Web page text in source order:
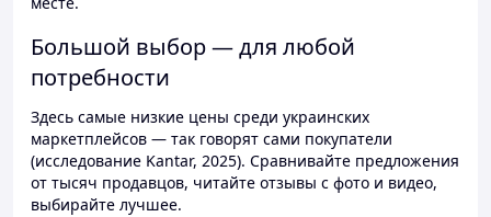
Большой выбор — для любой
потребности
Здесь самые низкие цены среди украинских
маркетплейсов — так говорят сами покупатели
(исследование Kantar, 2025). Сравнивайте предложения
от тысяч продавцов, читайте отзывы с фото и видео,
выбирайте лучшее.